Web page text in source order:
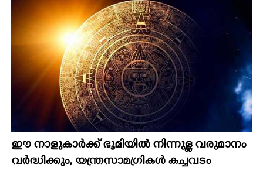
ഈ നാളുകാർക്ക് ഭൂമിയിൽ നിന്നുള്ള വരുമാനം
വർദ്ധിക്കും, യന്ത്രസാമഗ്രികൾ കച്ചവടം